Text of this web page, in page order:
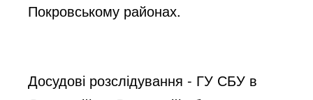
Покровському районах.
Досудові розслідування - ГУ СБУ в